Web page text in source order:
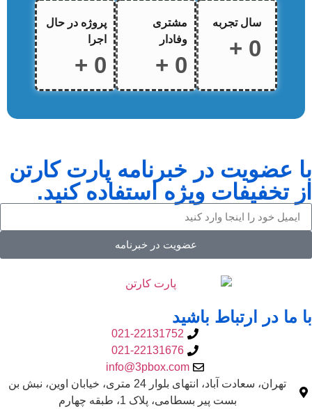
سال تجربه
0
+
مشتری
وفادار
0
+
پروژه در حال
اجرا
0
+
با عضویت در خبرنامه پارت کارتن
از تخفیفات ویژه استفاده کنید.
عضویت در خبرنامه
با ما در ارتباط باشید
021-22131752
021-22131676
info@3pbox.com
تهران، سعادت آباد، انتهای بلوار 24 متری، خیابان اوین، نبش بن
بست پیر بسطامی، پلاک 1، طبقه چهارم